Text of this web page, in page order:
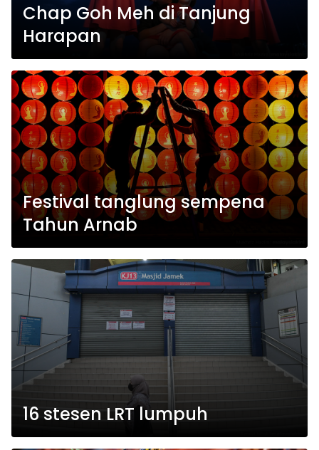
Chap Goh Meh di Tanjung
Harapan
Festival tanglung sempena
Tahun Arnab
16 stesen LRT lumpuh